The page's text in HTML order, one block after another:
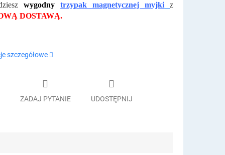
wygodny trzypak magnetycznej myjki
z
DOSTAWĄ.
szczegółowe
ZADAJ PYTANIE UDOSTĘPNIJ